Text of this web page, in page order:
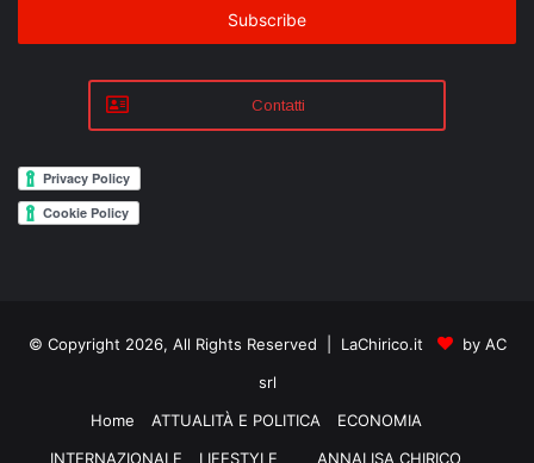
Contatti
© Copyright 2026, All Rights Reserved | LaChirico.it
by AC
srl
Home
ATTUALITÀ E POLITICA
ECONOMIA
INTERNAZIONALE
LIFESTYLE ANNALISA CHIRICO